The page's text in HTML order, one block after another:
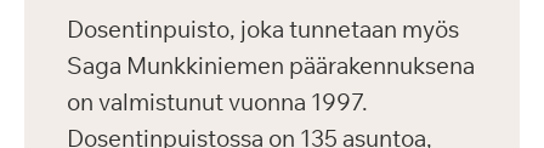
Dosentinpuisto, joka tunnetaan myös
Saga Munkkiniemen päärakennuksena
on valmistunut vuonna 1997.
Dosentinpuistossa on 135 asuntoa,